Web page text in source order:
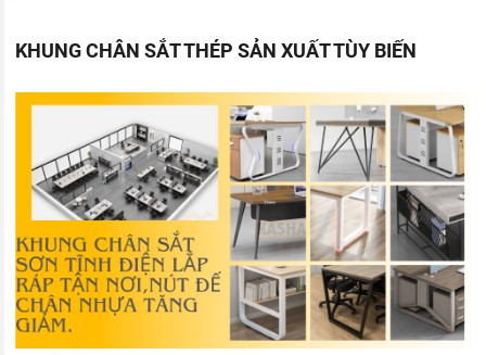
KHUNG CHÂN SẮT THÉP SẢN XUẤT TÙY BIẾN